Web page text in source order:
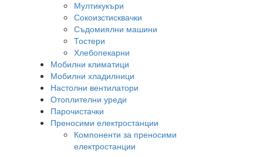
Мултикукъри
Сокоизстисквачки
Съдомиялни машини
Тостери
Хлебопекарни
Мобилни климатици
Мобилни хладилници
Настолни вентилатори
Отоплителни уреди
Парочистачки
Преносими електростанции
Компоненти за преносими
електростанции